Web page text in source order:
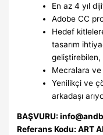
En az 4 yıl
Adobe CC
Hedef
tasarım
geliştirebilen,
Mecralara
Yenilikçi ve
arkadaşı
BAŞVURU:
Referans Kodu: ART